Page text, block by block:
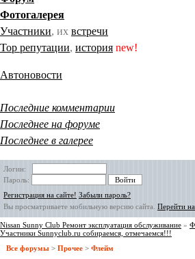
Фотогалерея
Участники, их встречи
Тор репутации, история new!
Автоновости
Последние комментарии
Последнее на форуме
Последнее в галерее
Логин:
Пароль:
Регистрация на сайте! Забыли пароль?
Вы просматриваете мобильную версию сайта. Перейти
Nissan Sunny Club Ремонт эксплуатация обслуживание »
Участники Sunnyclub.ru собираемся, отмечаемся!!!
Все форумы > Прочее > Флейм